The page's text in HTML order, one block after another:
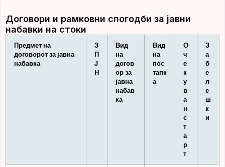
Договори и рамковни спогодби за јавни
набавки на стоки
Предмет на
договорот за јавна
набавка
З
П
Ј
Н
Вид
на
догов
ор за
јавна
набав
ка
Вид
на
пос
тапк
а
О
ч
е
к
у
в
а
н
с
т
а
р
т
З
а
б
е
л
е
ш
к
и